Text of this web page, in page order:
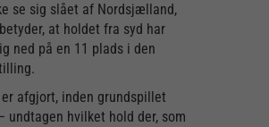
se sig slået af Nordsjælland,
at holdet fra syd har
ned på en 11 plads i den
afgjort, inden grundspillet
undtagen hvilket hold der, som